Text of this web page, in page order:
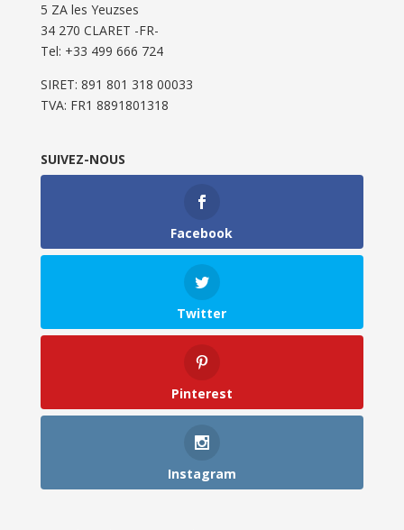
5 ZA les Yeuzses
34 270 CLARET -FR-
Tel: ‭+33 499 666 724‬
SIRET: 891 801 318 00033
TVA: FR1 8891801318
SUIVEZ-NOUS
Facebook
Twitter
Pinterest
Instagram